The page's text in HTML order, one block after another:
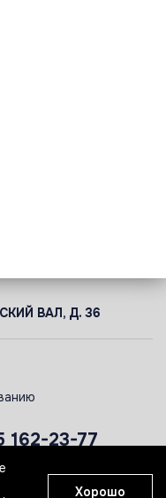
ВАЛ, Д. 36
162-23-77
Хорошо